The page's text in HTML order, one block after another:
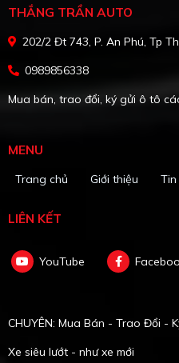
THẮNG TRẦN AUTO
202/2 Đt 743, P. An Phú, Tp
0989856338
Mua bán, trao đổi, ký gửi ô tô
MENU
Trang chủ Giới thiệu
LIÊN KẾT
YouTube
CHUYÊN: Mua Bán - Trao Đổi -
Xe siêu lướt - như xe mới